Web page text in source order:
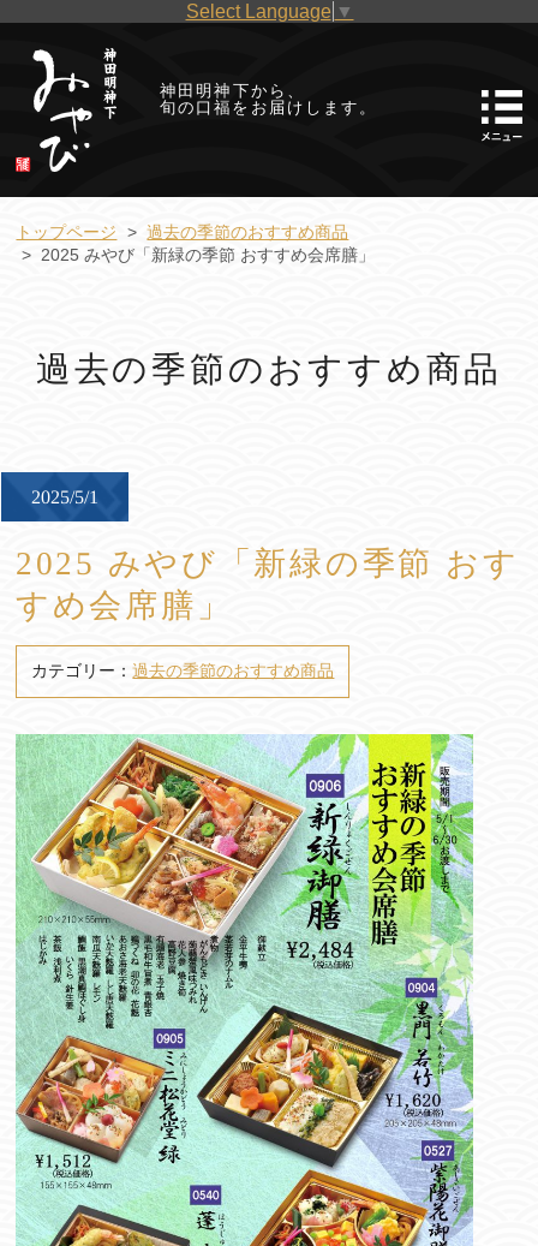
Select Language ▼
神田明神下から、
旬の口福をお届けします。
トップページ
過去の季節のおすすめ商品
2025 みやび「新緑の季節 おすすめ会席膳」
過去の季節のおすすめ商品
2025/5/1
2025 みやび「新緑の季節 おす
すめ会席膳」
カテゴリー：過去の季節のおすすめ商品